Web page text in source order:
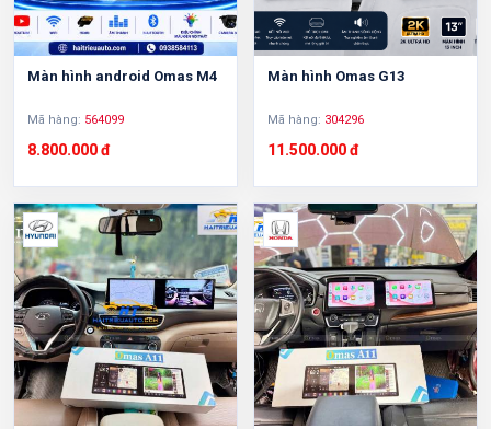
Màn hình android Omas M4
Mã hàng: 564099
8.800.000 đ
Màn hình Omas G13
Mã hàng: 304296
11.500.000 đ